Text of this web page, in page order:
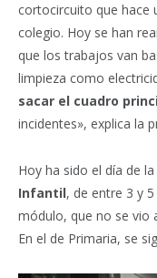
cortocircuito que hace
colegio. Hoy se han
que los trabajos van
limpieza como
sacar el cuadro
incidentes», explica la
Hoy ha sido el día de la
Infantil, de entre 3 y
módulo, que no se vio
En el de Primaria, se